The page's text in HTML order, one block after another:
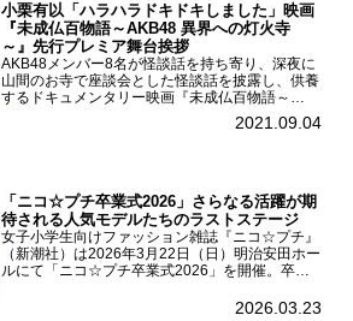
小栗有以「ハラハラドキドキしました」映画
『未成仏百物語～AKB48 異界への灯火寺
～』先行プレミア舞台挨拶
AKB48メンバー8名が怪談話を持ち寄り、深夜に
山間のお寺で座談会とした怪談話を披露し、供養
するドキュメンタリー映画『未成仏百物語～
AKB48異界への灯火寺～』の先行プレミア舞台
挨拶が東京・ユナイテッド・シネマ豊洲で開催さ
2021.09.04
「ニコ☆プチ卒業式2026」さらなる活躍が期
待される人気モデルたちのラストステージ
女子小学生向けファッション雑誌『ニコ☆プチ』
（新潮社）は2026年3月22日（日）明治安田ホー
ルにて「ニコ☆プチ卒業式2026」を開催。卒業
ん、末永ひなた、高梨琴乃、土井ありさ、藤田蒼
2026.03.23